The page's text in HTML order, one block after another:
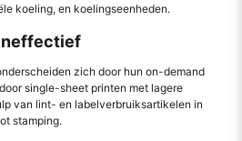
koeling, en koelingseenheden.
zich door hun on-demand
single-sheet printen met lagere
van lint- en labelverbruiksartikelen in
stamping.